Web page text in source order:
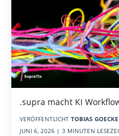
.supra macht KI
VERÖFFENTLICHT TOBIAS
JUNI 6, 2026 | 3 MINUTEN